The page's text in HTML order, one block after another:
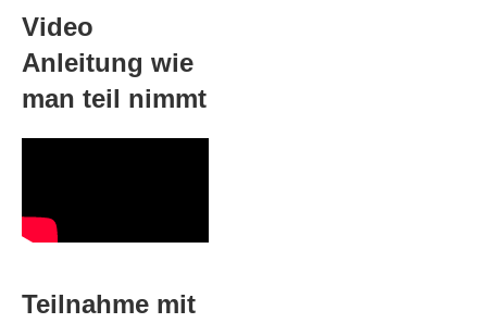
Video
Anleitung wie
man teil nimmt
Teilnahme mit